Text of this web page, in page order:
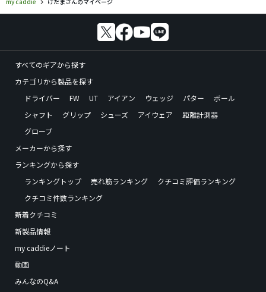
すべてのギアから探す
カテゴリから製品を探す
ドライバー
FW UT アイアン ウェッジ パター
ボール
シャフト
グリップ シューズ アイウェア
距離計測器
グローブ
メーカーから探す
ランキングから探す
ランキングトップ
売れ筋ランキング
クチコミ評価ランキング
クチコミ件数ランキング
新着クチコミ
新製品情報
my caddieノート
動画
みんなのQ&A